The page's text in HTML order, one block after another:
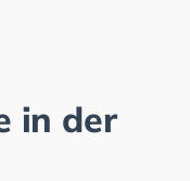
in der